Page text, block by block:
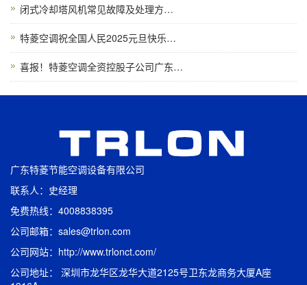
闭式冷却塔风机常见故障及处理方…
特菱空调祝全国人民2025元旦快乐…
喜报！特菱空调全资控股子公司广东…
广东特菱节能空调设备有限公司
联系人：史经理
免费热线：4008838395
公司邮箱：sales@trlon.com
公司网站：http://www.trlonct.com/
公司地址： 深圳市龙华区龙华大道2125号卫东龙商务大厦A座